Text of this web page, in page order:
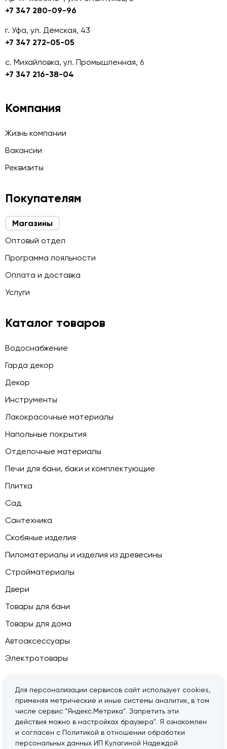
Для персонализации сервисов сайт использует cookies,
применяя метрические и иные системы аналитик, в том
числе сервис "Яндекс.Метрика". Запретить эти
действия можно в настройках браузера". Я ознакомлен
и согласен с Политикой в отношении обработки
персональных данных ИП Кулагиной Надеждой
+7 347 280-09-96
г. Уфа, ул. Дёмская, 43
+7 347 272-05-05
с. Михайловка, ул. Промышленная, 6
+7 347 216-38-04
Компания
Жизнь компании
Вакансии
Реквизиты
Покупателям
Магазины
Оптовый отдел
Программа лояльности
Оплата и доставка
Услуги
Каталог товаров
Водоснабжение
Гарда декор
Декор
Инструменты
Лакокрасочные материалы
Напольные покрытия
Отделочные материалы
Печи для бани, баки и комплектующие
Плитка
Сад
Сантехника
Скобяные изделия
Пиломатериалы и изделия из древесины
Стройматериалы
Двери
Товары для бани
Товары для дома
Автоаксессуары
Электротовары
© 2026 — «Дачник».Правовая информация